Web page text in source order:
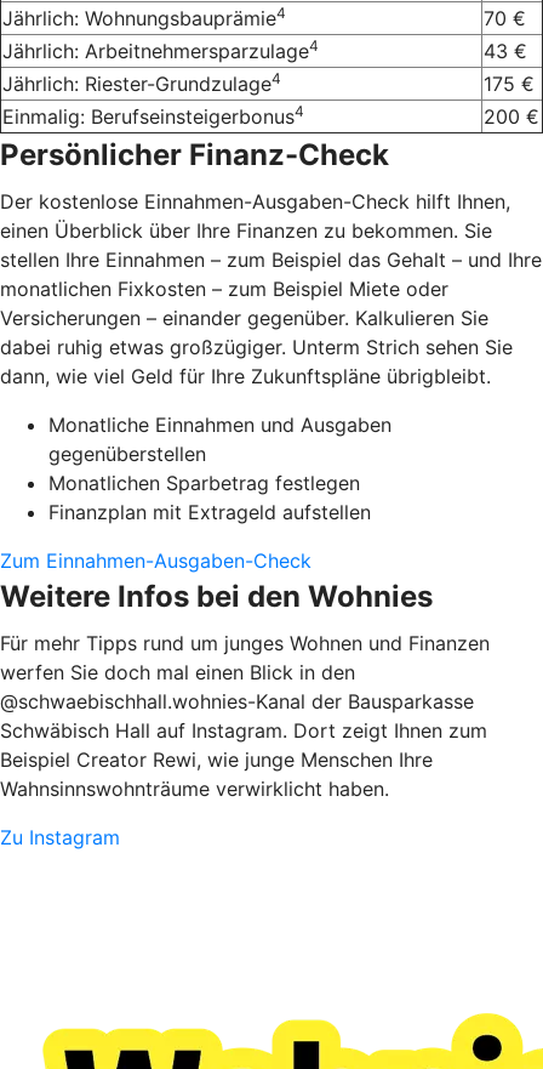
Jährlich: Wohnungsbauprämie4
70 €
Jährlich: Arbeitnehmersparzulage4
43 €
Jährlich: Riester-Grundzulage4
175 €
Einmalig: Berufseinsteigerbonus4 200 €
Persönlicher Finanz-Check
Der kostenlose Einnahmen-Ausgaben-Check hilft Ihnen,
einen Überblick über Ihre Finanzen zu bekommen. Sie
stellen Ihre Einnahmen – zum Beispiel das Gehalt – und Ihre
monatlichen Fixkosten – zum Beispiel Miete oder
Versicherungen – einander gegenüber. Kalkulieren Sie
dabei ruhig etwas großzügiger. Unterm Strich sehen Sie
dann, wie viel Geld für Ihre Zukunftspläne übrigbleibt.
Monatliche Einnahmen und Ausgaben
gegenüberstellen
Monatlichen Sparbetrag festlegen
Finanzplan mit Extrageld aufstellen
Zum Einnahmen-Ausgaben-Check
Weitere Infos bei den Wohnies
Für mehr Tipps rund um junges Wohnen und Finanzen
werfen Sie doch mal einen Blick in den
@schwaebischhall.wohnies-Kanal der Bausparkasse
Schwäbisch Hall auf Instagram. Dort zeigt Ihnen zum
Beispiel Creator Rewi, wie junge Menschen Ihre
Wahnsinnswohnträume verwirklicht haben.
Zu Instagram